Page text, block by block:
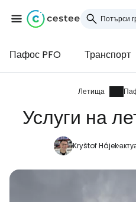
Пафос PFO Транспорт
Летища
Услуги на
Kryštof Hájek
Влезте в
... световната общност